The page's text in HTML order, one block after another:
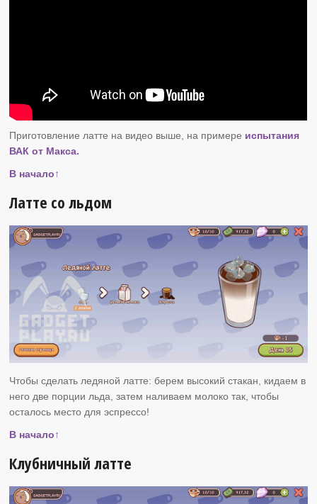
Приготовление латте на видео выше, на примере испытания
ВАК от Макса.
В начало↑
Латте со льдом
Чтобы сделать ледяной латте: берем высокий стакан, кидаем в
него две порции льда, затем наливаем молоко так, чтобы
осталось место для эспрессо!
В начало↑
Клубничный латте